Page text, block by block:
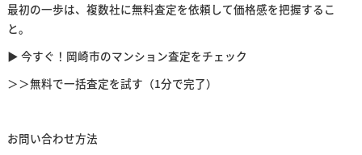
最初の一歩は、複数社に無料査定を依頼して価格感を把握するこ
と。
▶ 今すぐ！岡崎市のマンション査定をチェック
＞＞無料で一括査定を試す（1分で完了）
お問い合わせ方法